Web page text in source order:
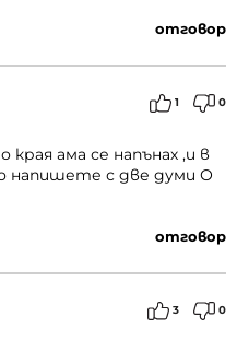
отговор
1 0
ама се напънах ,и в
напишете с две думи О
отговор
3 0